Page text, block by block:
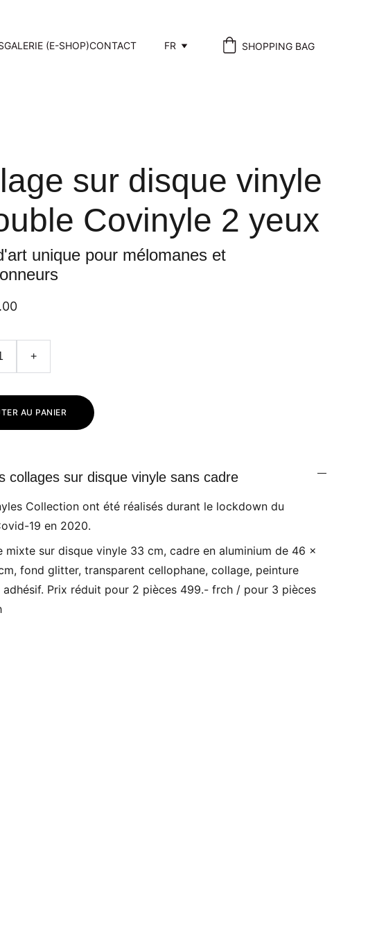
GALERIE (E-SHOP)CONTACT FR SHOPPING BAG
sur disque vinyle
Covinyle 2 yeux
unique pour mélomanes et
+
AU PANIER
collages sur disque vinyle sans cadre
Collection ont été réalisés durant le lockdown du
19 en 2020.
mixte sur disque vinyle 33 cm, cadre en aluminium de 46 x
fond glitter, transparent cellophane, collage, peinture
adhésif. Prix réduit pour 2 pièces 499.- frch / pour 3 pièces